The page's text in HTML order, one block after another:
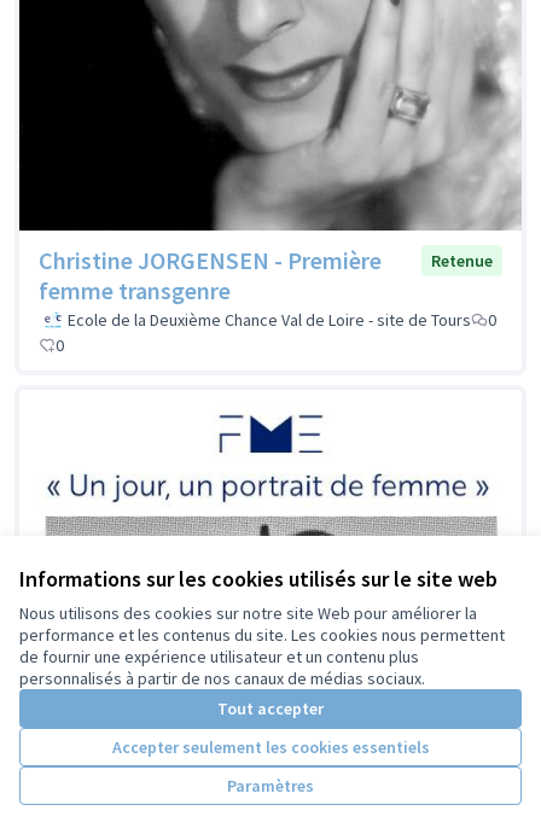
Informations sur les cookies utilisés sur le site web
Nous utilisons des cookies sur notre site Web pour améliorer la
performance et les contenus du site. Les cookies nous permettent
de fournir une expérience utilisateur et un contenu plus
personnalisés à partir de nos canaux de médias sociaux.
Tout accepter
Accepter seulement les cookies essentiels
Paramètres
Christine JORGENSEN - Première
femme transgenre
Retenue
Ecole de la Deuxième Chance Val de Loire - site de Tours
0
0